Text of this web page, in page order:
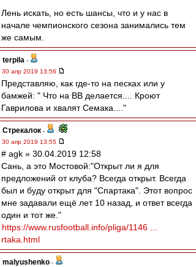
Лень искать, но есть шансы, что и у нас в
начале чемпионского сезона занимались тем
же самым.
terpila -
30 апр 2019 13:56
Представляю, как где-то на песках или у
бамжей: " Что на ВВ делается.... Кроют
Гаврилова и хвалят Семака...."
Стрекалок -
30 апр 2019 13:55
# agk » 30.04.2019 12:58
Сань, а это Мостовой:"Открыт ли я для
предложений от клуба? Всегда открыт. Всегда
был и буду открыт для "Спартака". Этот вопрос
мне задавали ещё лет 10 назад, и ответ всегда
один и тот же."
https://www.rusfootball.info/pliga/1146 ...
rtaka.html
malyushenko -